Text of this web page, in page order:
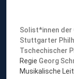
Solist*innen der
Stuttgarter
Tschechischer
Regie Georg
Musikalische